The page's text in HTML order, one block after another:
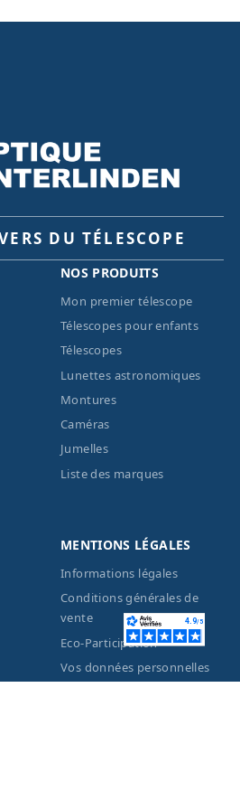
DU TÉLESCOPE
NOS PRODUITS
Mon premier télescope
Télescopes pour enfants
Télescopes
Lunettes astronomiques
Montures
Caméras
Jumelles
Liste des marques
MENTIONS LÉGALES
Informations légales
Conditions générales de
vente
Eco-Participation
Vos données personnelles